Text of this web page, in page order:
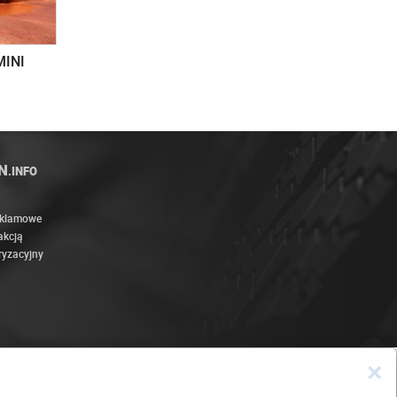
.INFO
×